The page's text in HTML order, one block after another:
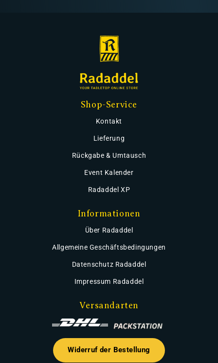
Shop-Service
Kontakt
Lieferung
Rückgabe & Umtausch
Event Kalender
Radaddel XP
Informationen
Über Radaddel
Allgemeine Geschäftsbedingungen
Datenschutz Radaddel
Impressum Radaddel
Versandarten
Widerruf der Bestellung